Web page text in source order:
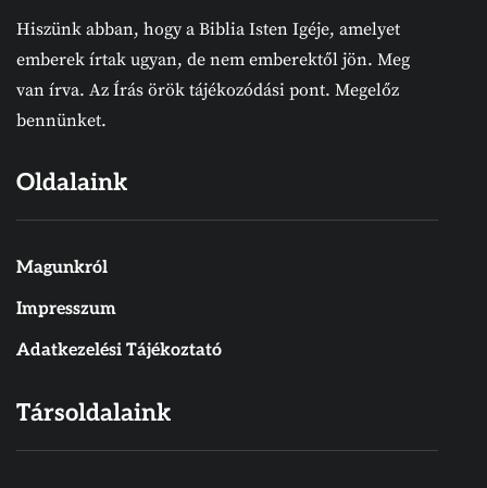
Hiszünk abban, hogy a Biblia Isten Igéje, amelyet
emberek írtak ugyan, de nem emberektől jön. Meg
van írva. Az Írás örök tájékozódási pont. Megelőz
bennünket.
Oldalaink
Magunkról
Impresszum
Adatkezelési Tájékoztató
Társoldalaink